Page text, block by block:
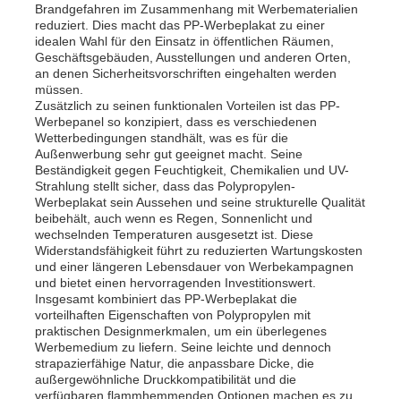
Nachrichten
Alle Fälle
Referenzen
Pp.-Plastikbrett
PP Werbeplattform
Kunststoff PP-Platte
PPS-Bericht
Brandgefahren im Zusammenhang mit Werbematerialien
reduziert. Dies macht das PP-Werbeplakat zu einer
idealen Wahl für den Einsatz in öffentlichen Räumen,
Geschäftsgebäuden, Ausstellungen und anderen Orten,
an denen Sicherheitsvorschriften eingehalten werden
müssen.
Zusätzlich zu seinen funktionalen Vorteilen ist das PP-
Werbepanel so konzipiert, dass es verschiedenen
Wetterbedingungen standhält, was es für die
Außenwerbung sehr gut geeignet macht. Seine
Beständigkeit gegen Feuchtigkeit, Chemikalien und UV-
Strahlung stellt sicher, dass das Polypropylen-
Werbeplakat sein Aussehen und seine strukturelle Qualität
beibehält, auch wenn es Regen, Sonnenlicht und
wechselnden Temperaturen ausgesetzt ist. Diese
Widerstandsfähigkeit führt zu reduzierten Wartungskosten
und einer längeren Lebensdauer von Werbekampagnen
und bietet einen hervorragenden Investitionswert.
Insgesamt kombiniert das PP-Werbeplakat die
vorteilhaften Eigenschaften von Polypropylen mit
praktischen Designmerkmalen, um ein überlegenes
Werbemedium zu liefern. Seine leichte und dennoch
strapazierfähige Natur, die anpassbare Dicke, die
außergewöhnliche Druckkompatibilität und die
verfügbaren flammhemmenden Optionen machen es zu